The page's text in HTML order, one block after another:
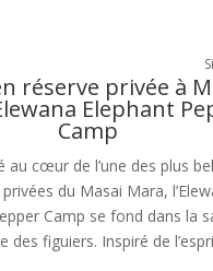
réserve privée à
Elephant
Camp
au cœur de l’une des plus
du Masai Mara,
Camp se fond dans la
des figuiers. Inspiré de